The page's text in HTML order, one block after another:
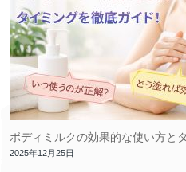
ボディミルクの効果的な使い方と
2025年12月25日